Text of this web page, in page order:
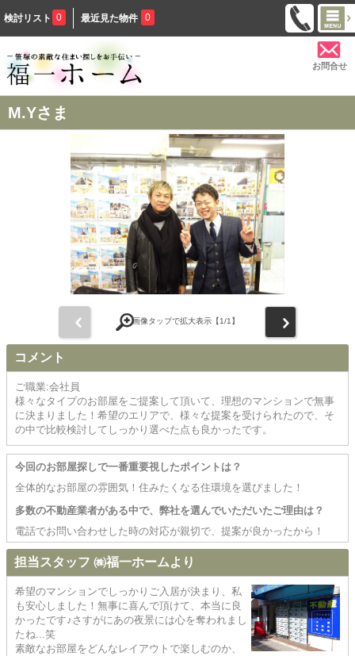
検討リスト 0 最近見た物件 0
お問合せ
M.Yさま
画像タップで拡大表示【1/1】
コメント
ご職業:会社員
様々なタイプのお部屋をご提案して頂いて、理想のマンションで無事
に決まりました！希望のエリアで、様々な提案を受けられたので、そ
の中で比較検討してしっかり選べた点も良かったです。
今回のお部屋探しで一番重要視したポイントは？
全体的なお部屋の雰囲気！住みたくなる住環境を選びました！
多数の不動産業者がある中で、弊社を選んでいただいたご理由は？
電話でお問い合わせした時の対応が親切で、提案が良かったから！
担当スタッフ ㈱福一ホームより
希望のマンションでしっかりご入居が決まり、私
も安心しました！無事に喜んで頂けて、本当に良
かったです♪さすがにあの夜景には心を奪われまし
たね...笑
素敵なお部屋をどんなレイアウトで楽しむのか、